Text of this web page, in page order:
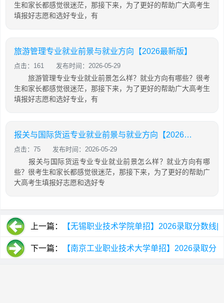
生和家长都感觉很迷茫，那接下来，为了更好的帮助广大高考生
填报好志愿和选好专业，有
旅游管理专业就业前景与就业方向【2026最新版】
点击：161 发布时间：2026-05-29
旅游管理专业专业就业前景怎么样？就业方向有哪些？很考
生和家长都感觉很迷茫，那接下来，为了更好的帮助广大高考生
填报好志愿和选好专业，有
报关与国际货运专业就业前景与就业方向【2026最新版】
点击：75 发布时间：2026-05-29
报关与国际货运专业专业就业前景怎么样？就业方向有哪
些？很考生和家长都感觉很迷茫，那接下来，为了更好的帮助广
大高考生填报好志愿和选好专
上一篇： 【无锡职业技术学院单招】2026录取分数线|
招生专业录取计划查询
下一篇： 【南京工业职业技术大学单招】2026录取分